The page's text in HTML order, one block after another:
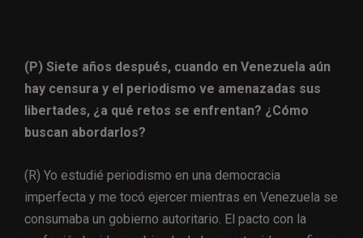
(P) Siete años después, cuando en Venezuela aún
hay censura y el periodismo ve amenazadas sus
libertades, ¿a qué retos se enfrentan? ¿Cómo
buscan abordarlos?
(R) Yo estudié periodismo en una democracia
imperfecta y me tocó ejercer mientras en Venezuela se
consumaba un gobierno autoritario. El pacto con la